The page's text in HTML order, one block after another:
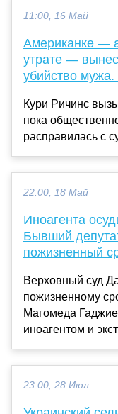
11:00, 16 Май
Американке —
утрате —
убийство
Кури Ричинс
пока
расправилась с
22:00, 18 Май
Иноагента
Бывший
пожизненный
Верховный суд
пожизненному
Магомеда
иноагентом и
23:00, 28 Июл